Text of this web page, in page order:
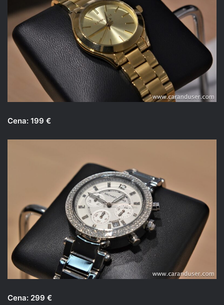
Cena: 199 €
Cena: 299 €